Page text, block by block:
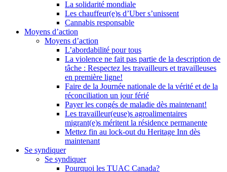
La solidarité mondiale
Les chauffeur(e)s d’Uber s’unissent
Cannabis responsable
Moyens d’action
Moyens d’action
L’abordabilité pour tous
La violence ne fait pas partie de la description de
tâche : Respectez les travailleurs et travailleuses
en première ligne!
Faire de la Journée nationale de la vérité et de la
réconciliation un jour férié
Payer les congés de maladie dès maintenant!
Les travailleur(euse)s agroalimentaires
migrant(e)s méritent la résidence permanente
Mettez fin au lock-out du Heritage Inn dès
maintenant
Se syndiquer
Se syndiquer
Pourquoi les TUAC Canada?